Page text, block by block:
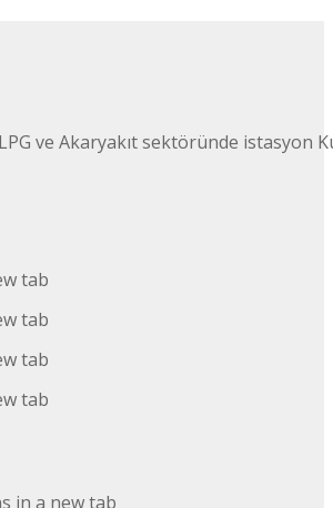
ve Akaryakıt sektöründe istasyon
tab
tab
tab
tab
in a new tab